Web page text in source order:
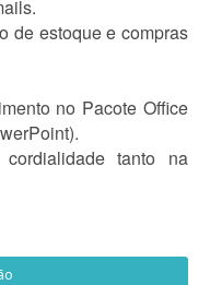
de estoque e compras
no Pacote Office
tanto na